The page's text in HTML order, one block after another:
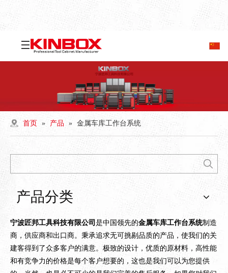
首页 » 产品 » 金属车库工作台系统
产品分类
宁波匠邦工具科技有限公司 是中国领先的金属车库工作台系统制造
商，供应商和出口商。秉承追求无可挑剔品质的产品，使我们的关
建客得到了众多客户的满意。极致的设计，优质的原材料，高性能
和有竞争力的价格是每个客户想要的，这也是我们可以为您提供